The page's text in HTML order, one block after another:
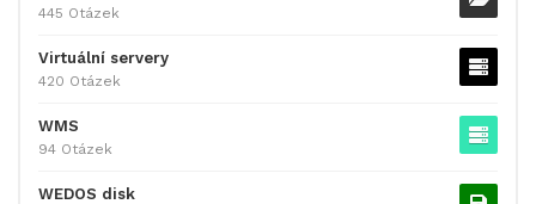
445 Otázek
Virtuální servery
420 Otázek
WMS
94 Otázek
WEDOS disk